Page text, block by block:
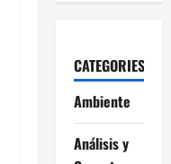
CATEGORIES
Ambiente
Análisis y